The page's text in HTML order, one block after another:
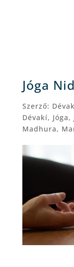
Jóga
Szerző:
Dévakí, Jóga,
Madhura,